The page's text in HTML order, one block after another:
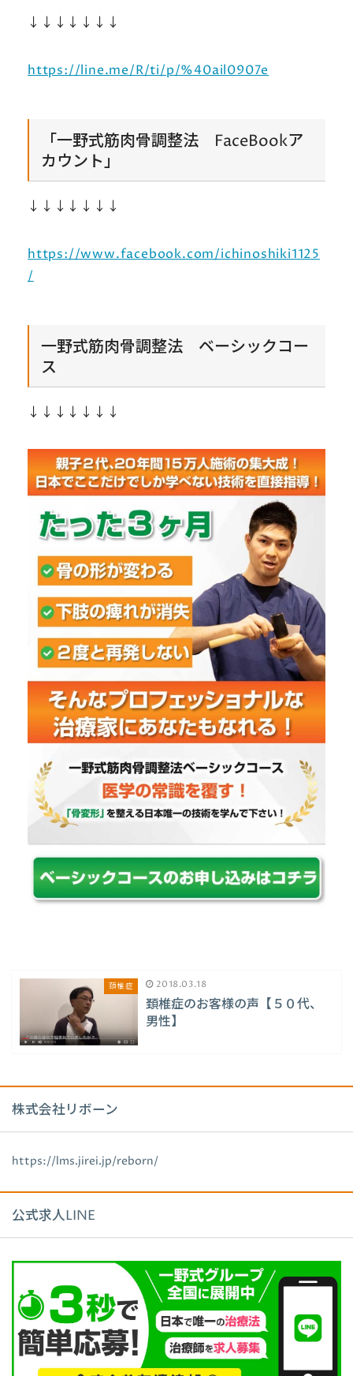
↓↓↓↓↓↓↓
https://line.me/R/ti/p/%40ail0907e
「一野式筋肉骨調整法 FaceBookア
カウント」
↓↓↓↓↓↓↓
https://www.facebook.com/ichinoshiki1125
/
一野式筋肉骨調整法 ベーシックコー
ス
↓↓↓↓↓↓↓
頚椎症 2018.03.18
頚椎症のお客様の声【５０代、
男性】
株式会社リボーン
https://lms.jirei.jp/reborn/
公式求人LINE